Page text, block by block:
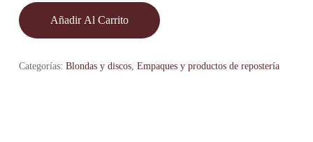
Añadir Al Carrito
Categorías: Blondas y discos, Empaques y productos de repostería